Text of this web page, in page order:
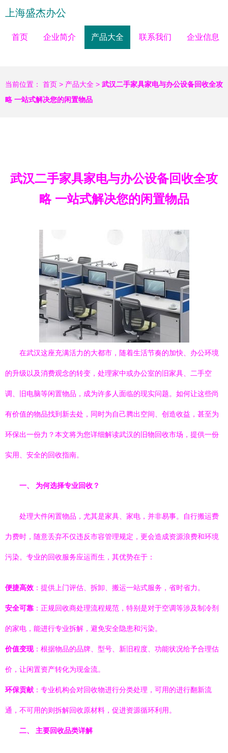
上海盛杰办公
首页 企业简介 产品大全 联系我们 企业信息
当前位置： 首页 > 产品大全 > 武汉二手家具家电与办公设备回收全攻
略 一站式解决您的闲置物品
武汉二手家具家电与办公设备回收全攻
略 一站式解决您的闲置物品
在武汉这座充满活力的大都市，随着生活节奏的加快、办公环境
的升级以及消费观念的转变，处理家中或办公室的旧家具、二手空
调、旧电脑等闲置物品，成为许多人面临的现实问题。如何让这些尚
有价值的物品找到新去处，同时为自己腾出空间、创造收益，甚至为
环保出一份力？本文将为您详细解读武汉的旧物回收市场，提供一份
实用、安全的回收指南。
一、 为何选择专业回收？
处理大件闲置物品，尤其是家具、家电，并非易事。自行搬运费
力费时，随意丢弃不仅违反市容管理规定，更会造成资源浪费和环境
污染。专业的回收服务应运而生，其优势在于：
便捷高效 ：提供上门评估、拆卸、搬运一站式服务，省时省力。
安全可靠 ：正规回收商处理流程规范，特别是对于空调等涉及制冷剂
的家电，能进行专业拆解，避免安全隐患和污染。
价值变现：根据物品的品牌、型号、新旧程度、功能状况给予合理估
价，让闲置资产转化为现金流。
环保贡献 ：专业机构会对回收物进行分类处理，可用的进行翻新流
通，不可用的则拆解回收原材料，促进资源循环利用。
二、 主要回收品类详解